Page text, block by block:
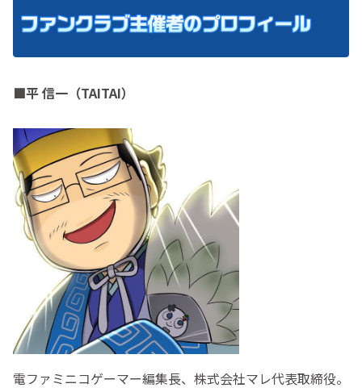
■平 信一（TAITAI）
電ファミニコゲーマー編集長、株式会社マレ代表取締役。